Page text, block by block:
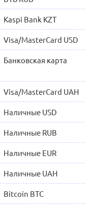
Kaspi Bank KZT
Visa/MasterCard USD
Банковская карта
Visa/MasterCard UAH
Наличные USD
Наличные RUB
Наличные EUR
Наличные UAH
Bitcoin BTC